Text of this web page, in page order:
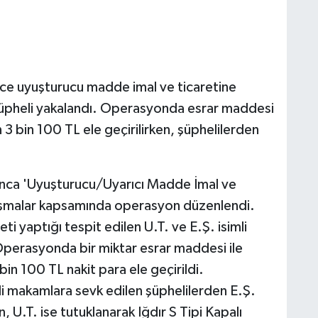
uyuşturucu madde imal ve ticaretine
yakalandı. Operasyonda esrar maddesi
bin 100 TL ele geçirilirken, şüphelilerden
'Uyuşturucu/Uyarıcı Madde İmal ve
kapsamında operasyon düzenlendi.
yaptığı tespit edilen U.T. ve E.Ş. isimli
bir miktar esrar maddesi ile
100 TL nakit para ele geçirildi.
makamlara sevk edilen şüphelilerden E.Ş.
U.T. ise tutuklanarak Iğdır S Tipi Kapalı